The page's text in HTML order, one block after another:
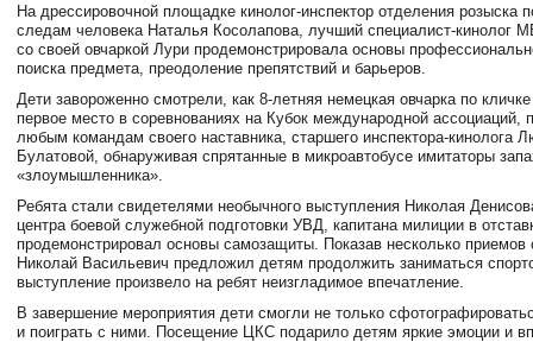
На дрессировочной площадке кинолог-инспектор отделения розыска
следам человека Наталья Косолапова, лучший специалист-кинолог
со своей овчаркой Лури продемонстрировала основы
поиска предмета, преодоление препятствий и барьеров.
Дети завороженно смотрели, как 8-летняя немецкая овчарка по
первое место в соревнованиях на Кубок международной ассоциаций,
любым командам своего наставника, старшего инспектора-кинолога
Булатовой, обнаруживая спрятанные в микроавтобусе имитаторы
«злоумышленника».
Ребята стали свидетелями необычного выступления Николая
центра боевой служебной подготовки УВД, капитана милиции в
продемонстрировал основы самозащиты. Показав несколько приемов
Николай Васильевич предложил детям продолжить заниматься
выступление произвело на ребят неизгладимое впечатление.
В завершение мероприятия дети смогли не только
и поиграть с ними. Посещение ЦКС подарило детям яркие эмоции и